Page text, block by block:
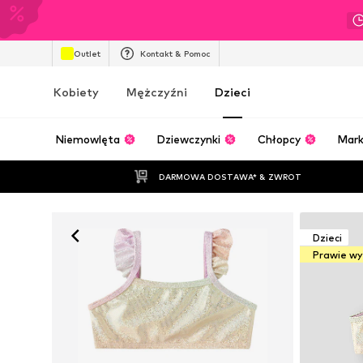
Outlet Kontakt & Pomoc
Kobiety Mężczyźni Dzieci
Niemowlęta Dziewczynki Chłopcy
DARMOWA DOSTAWA* & ZWROT
Dzieci
Prawie